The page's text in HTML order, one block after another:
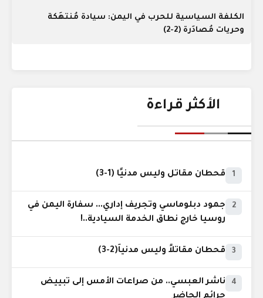
الكلفة السياسية للحرب في اليمن: سيادة مُنتهَكة
وحريات مُصادَرة (2-2)
الأكثر قراءة
1 قحطان مقاتل وليس مدنيًا (1-3)
2
جمود دبلوماسي وتجريف إداري... سفارة اليمن في
روسيا خارج نطاق الخدمة السيادية..!
3 قحطان مقاتلاً وليس مدنياً(2-3)
4
ناشر العبسي.. من صراعات الأمس إلى تبييض
جرائم الحاضر